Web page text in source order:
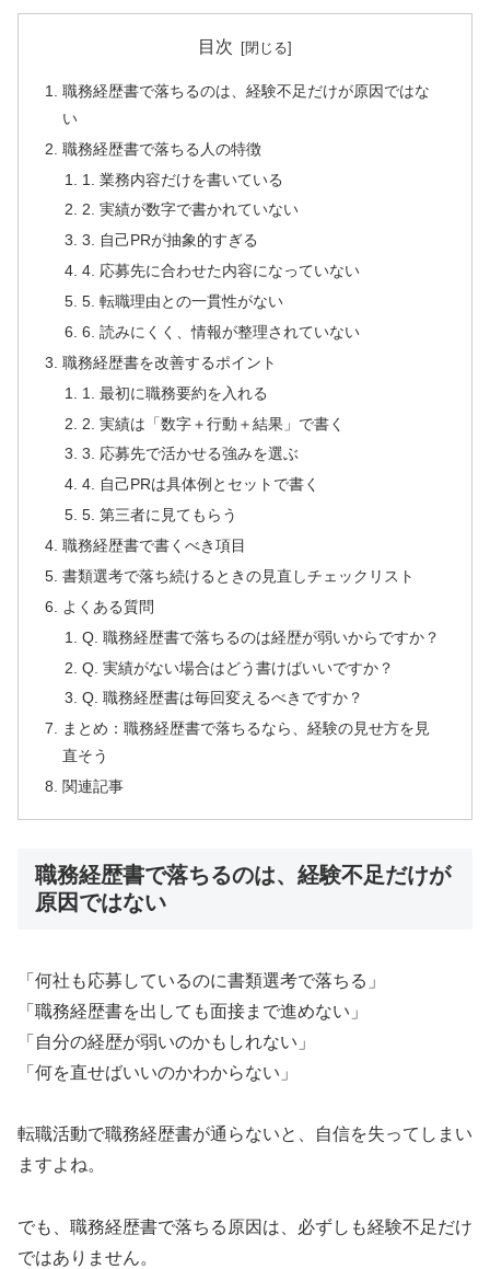
目次
職務経歴書で落ちるのは、経験不足だけが原因ではな
い
職務経歴書で落ちる人の特徴
1. 業務内容だけを書いている
2. 実績が数字で書かれていない
3. 自己PRが抽象的すぎる
4. 応募先に合わせた内容になっていない
5. 転職理由との一貫性がない
6. 読みにくく、情報が整理されていない
職務経歴書を改善するポイント
1. 最初に職務要約を入れる
2. 実績は「数字＋行動＋結果」で書く
3. 応募先で活かせる強みを選ぶ
4. 自己PRは具体例とセットで書く
5. 第三者に見てもらう
職務経歴書で書くべき項目
書類選考で落ち続けるときの見直しチェックリスト
よくある質問
Q. 職務経歴書で落ちるのは経歴が弱いからですか？
Q. 実績がない場合はどう書けばいいですか？
Q. 職務経歴書は毎回変えるべきですか？
まとめ：職務経歴書で落ちるなら、経験の見せ方を見
直そう
関連記事
職務経歴書で落ちるのは、経験不足だけが
原因ではない
「何社も応募しているのに書類選考で落ちる」
「職務経歴書を出しても面接まで進めない」
「自分の経歴が弱いのかもしれない」
「何を直せばいいのかわからない」
転職活動で職務経歴書が通らないと、自信を失ってしまい
ますよね。
でも、職務経歴書で落ちる原因は、必ずしも経験不足だけ
ではありません。